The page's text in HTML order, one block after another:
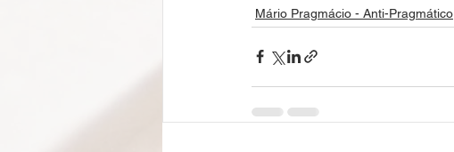
Mário Pragmácio - Anti-Pragmático